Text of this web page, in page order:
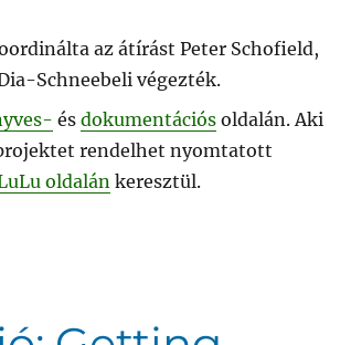
az átírást Peter Schofield,
Schneebeli végezték.
és dokumentációsoldalán. Aki
rendelhet nyomtatott
oldalán keresztül.